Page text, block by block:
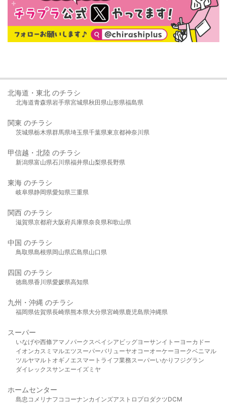
北海道・東北 のチラシ
北海道青森県岩手県宮城県秋田県山形県福島県
関東 のチラシ
茨城県栃木県群馬県埼玉県千葉県東京都神奈川県
甲信越・北陸 のチラシ
新潟県富山県石川県福井県山梨県長野県
東海 のチラシ
岐阜県静岡県愛知県三重県
関西 のチラシ
滋賀県京都府大阪府兵庫県奈良県和歌山県
中国 のチラシ
鳥取県島根県岡山県広島県山口県
四国 のチラシ
徳島県香川県愛媛県高知県
九州・沖縄 のチラシ
福岡県佐賀県長崎県熊本県大分県宮崎県鹿児島県沖縄県
スーパー
いなげや西條アマノパークスベイシア ビッグヨーサンイトーヨーカドー
イオンカスミ マルエツスーパーバリューヤオコーオーケー ヨークベニマル
ツルヤマルト オギノ エスマート ライフ業務スーパーいかり フジグラン
ダイレックスサンエーイズミヤ
ホームセンター
島忠 コメリ ナフコ コーナンカインズアストロプロダクツDCM